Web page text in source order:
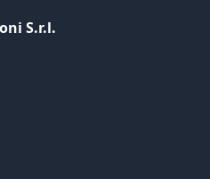
S.r.l.